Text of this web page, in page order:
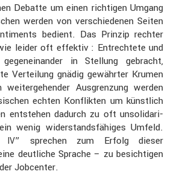
Debatte um einen richtigen Umgang
werden von verschie­denen Seiten
bedient. Das Prinzip rechter
leider oft effektiv : Entrech­tete und
in Stellung gebracht,
Vertei­lung gnädig gewährter Krumen
Ausgren­zung werden
echten Konflikten um künst­lich
entstehen dadurch zu oft unsoli­da­ri­
wenig wider­stands­fä­higes Umfeld.
IV” sprechen zum Erfolg dieser
deutliche Sprache – zu besich­tigen
Jobcenter.